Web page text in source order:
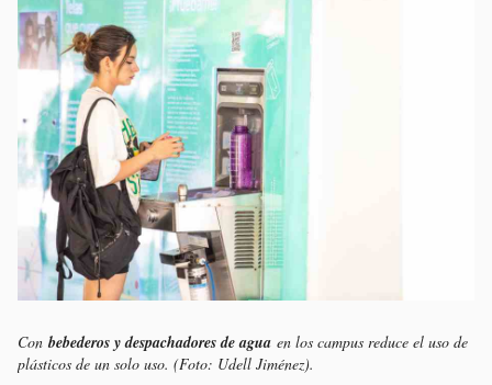
Con bebederos y despachadores de agua en los campus reduce el uso de
plásticos de un solo uso. (Foto: Udell Jiménez).